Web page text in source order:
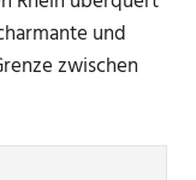
und
zwischen